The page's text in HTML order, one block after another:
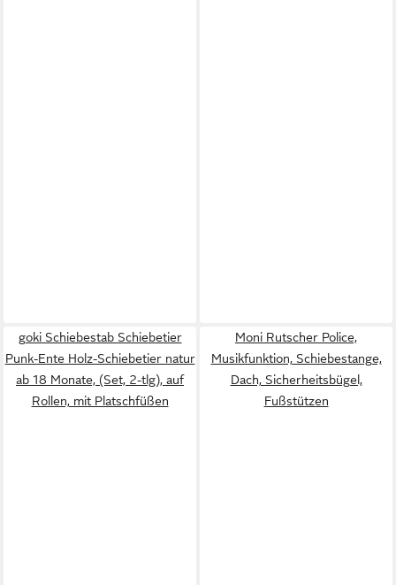
goki Schiebestab Schiebetier
Punk-Ente Holz-Schiebetier natur
ab 18 Monate, (Set, 2-tlg), auf
Rollen, mit Platschfüßen
Moni Rutscher Police,
Musikfunktion, Schiebestange,
Dach, Sicherheitsbügel,
Fußstützen